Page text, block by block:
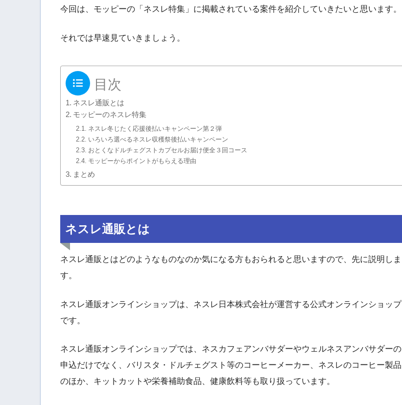
今回は、モッピーの「ネスレ特集」に掲載されている案件を紹介していきたいと思います。
それでは早速見ていきましょう。
目次
ネスレ通販とは
モッピーのネスレ特集
ネスレ冬じたく応援後払いキャンペーン第２弾
いろいろ選べるネスレ収穫祭後払いキャンペーン
おとくなドルチェグストカプセルお届け便全３回コース
モッピーからポイントがもらえる理由
まとめ
ネスレ通販とは
ネスレ通販とはどのようなものなのか気になる方もおられると思いますので、先に説明しま
す。
ネスレ通販オンラインショップは、ネスレ日本株式会社が運営する公式オンラインショップ
です。
ネスレ通販オンラインショップでは、ネスカフェアンバサダーやウェルネスアンバサダーの
申込だけでなく、バリスタ・ドルチェグスト等のコーヒーメーカー、ネスレのコーヒー製品
のほか、キットカットや栄養補助食品、健康飲料等も取り扱っています。